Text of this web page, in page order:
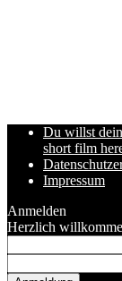
Du willst
short film
Impressum
Anmelden
Herzlich